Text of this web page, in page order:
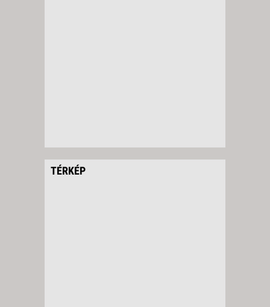
TÉRKÉP